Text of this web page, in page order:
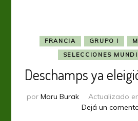
FRANCIA GRUPO I
SELECCIONES
Deschamps ya
por Maru Burak Actualizado
Dejá un